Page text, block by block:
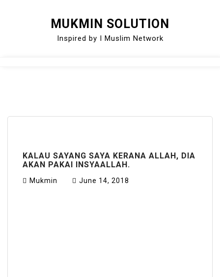
MUKMIN SOLUTION
Inspired by I Muslim Network
KALAU SAYANG SAYA KERANA ALLAH, DIA
AKAN PAKAI INSYAALLAH.
Mukmin June 14, 2018